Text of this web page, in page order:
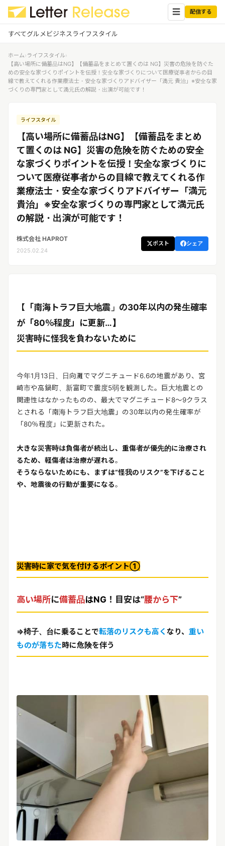
☰ 配信する
すべてグルメビジネスライフスタイル
すべての記事
グルメ
ビジネス
ライフスタイル
無料会員登録
ログイン
ログイン ✕
配信プレスリリース配信ユーザー
する
受信レターリリース受信ユーザー
メディアユーザーでログインする
レターリリースを受信（メディア登
録）
ホーム›ライフスタイル›
【高い場所に備蓄品はNG】【備蓄品をまとめて置くのは NG】災害の危険を防ぐた
めの安全な家づくりポイントを伝授！安全な家づくりについて医療従事者からの目
線で教えてくれる作業療法士・安全な家づくりアドバイザー「満元 貴治」※安全な家
づくりの専門家として満元氏の解説・出演が可能です！
ライフスタイル
【高い場所に備蓄品はNG】【備蓄品をまとめ
て置くのは NG】災害の危険を防ぐための安全
な家づくりポイントを伝授！安全な家づくりに
ついて医療従事者からの目線で教えてくれる作
業療法士・安全な家づくりアドバイザー「満元
貴治」※安全な家づくりの専門家として満元氏
の解説・出演が可能です！
株式会社 HAPROT
2025.02.24
ポスト シェア
【「南海トラフ巨大地震」の30年以内の発生確率
が「80％程度」に更新…】
災害時に怪我を負わないために
今年1月13日、日向灘でマグニチュード6.6の地震があり、宮
崎市や高鍋町、新富町で震度5弱を観測した。巨大地震との
関連性はなかったものの、最大でマグニチュード8～9クラス
とされる「南海トラフ巨大地震」の30年以内の発生確率が
「80％程度」に更新された。
大きな災害時は負傷者が続出し、重傷者が優先的に治療され
るため、軽傷者は治療が遅れる。
そうならないためにも、まずは“怪我のリスク”を下げること
や、地震後の行動が重要になる。
災害時に家で気を付けるポイント①
高い場所に備蓄品はNG ！目安は“腰から下”
⇒椅子、台に乗ることで転落のリスクも高く なり、 重い
ものが落ちた時に危険を伴う